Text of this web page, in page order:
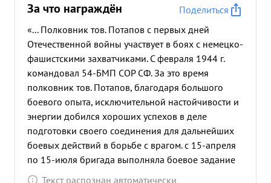
За что награждён
Поделиться
«... Полковник тов. Потапов с первых дней
Отечественной войны участвует в боях с немецко-
фашистскими захватчиками. С февраля 1944 г.
командовал 54-БМП СОР СФ. За это время
полковник тов. Потапов, благодаря большого
боевого опыта, исключительной настойчивости и
энергии добился хороших успехов в деле
подготовки своего соединения для дальнейших
боевых действий в борьбе с врагом. с 15-апреля
по 15-июля бригада выполняла боевое задание
от по несению службы в БО и на переднем крае,
Текст распознан автоматически